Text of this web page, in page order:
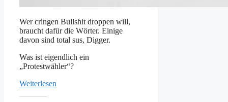
Wer cringen Bullshit droppen will,
braucht dafür die Wörter. Einige
davon sind total sus, Digger.
Was ist eigendlich ein
„Protestwähler“?
Weiterlesen